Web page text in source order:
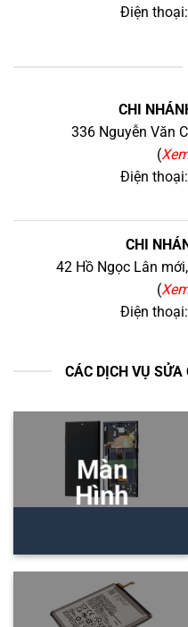
Điện thoại:
CHI
336 Nguyễn Văn
(
Điện thoại:
CHI
42 Hồ Ngọc Lân
(
Điện thoại:
CÁC DỊCH VỤ
Màn
Hình